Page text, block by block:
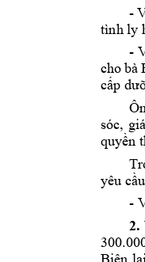
-
tình ly
-
cho bà
cấp
sóc,
quyền
yêu
-
2.